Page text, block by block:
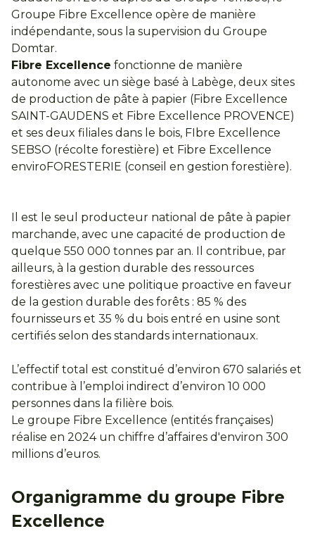
Groupe Fibre Excellence opère de manière
indépendante, sous la supervision du Groupe
Domtar.
Fibre Excellence fonctionne de manière
autonome avec un siège basé à Labège, deux sites
de production de pâte à papier (Fibre Excellence
SAINT-GAUDENS et Fibre Excellence PROVENCE)
et ses deux filiales dans le bois, FIbre Excellence
SEBSO (récolte forestière) et Fibre Excellence
enviroFORESTERIE (conseil en gestion forestière).
Il est le seul producteur national de pâte à papier
marchande, avec une capacité de production de
quelque 550 000 tonnes par an. Il contribue, par
ailleurs, à la gestion durable des ressources
forestières avec une politique proactive en faveur
de la gestion durable des forêts : 85 % des
fournisseurs et 35 % du bois entré en usine sont
certifiés selon des standards internationaux.
L’effectif total est constitué d’environ 670 salariés et
contribue à l’emploi indirect d’environ 10 000
personnes dans la filière bois.
Le groupe Fibre Excellence (entités françaises)
réalise en 2024 un chiffre d’affaires d'environ 300
millions d’euros.
Organigramme du groupe Fibre
Excellence